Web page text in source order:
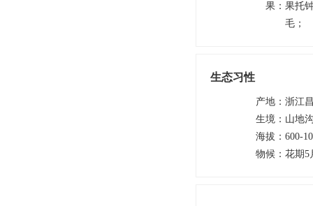
果 ： 果托
毛；
生态习性
产地 ： 浙江
生境 ： 山地
海拔 ： 600-
物候 ： 花期5